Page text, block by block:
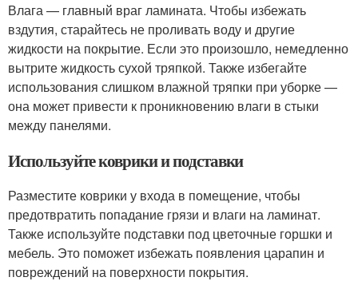
Влага — главный враг ламината. Чтобы избежать
вздутия, старайтесь не проливать воду и другие
жидкости на покрытие. Если это произошло, немедленно
вытрите жидкость сухой тряпкой. Также избегайте
использования слишком влажной тряпки при уборке —
она может привести к проникновению влаги в стыки
между панелями.
Используйте коврики и подставки
Разместите коврики у входа в помещение, чтобы
предотвратить попадание грязи и влаги на ламинат.
Также используйте подставки под цветочные горшки и
мебель. Это поможет избежать появления царапин и
повреждений на поверхности покрытия.